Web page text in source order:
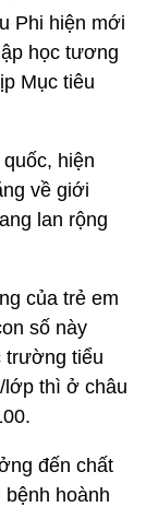
Phi hiện mới
học tương
Mục tiêu
hiện
về giới
lan rộng
của trẻ em
số này
trường tiểu
lớp thì ở châu
đến chất
hoành